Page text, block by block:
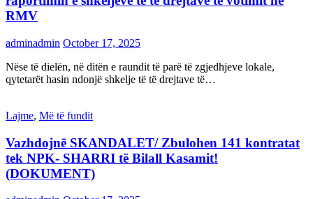
RMV
adminadmin October 17, 2025
Nëse të dielën, në ditën e raundit të parë të zgjedhjeve lokale,
qytetarët hasin ndonjë shkelje të të drejtave të…
Lajme, Më të fundit
Vazhdojnē SKANDALET/ Zbulohen 141 kontratat
tek NPK- SHARRI të Bilall Kasamit!
(DOKUMENT)